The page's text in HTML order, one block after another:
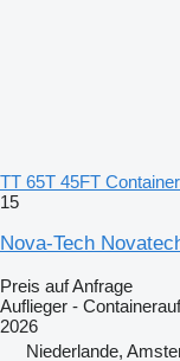
TT 65T 45FT
15
Nova-Tech
Preis auf Anfrage
Auflieger -
2026
Niederlande,